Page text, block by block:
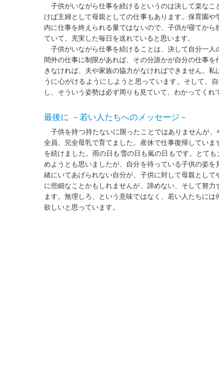
子供がいながら仕事を続けるというのは決して楽な
けば主婦として母親としての仕事もあります。保育園
内に仕事を終えられる量ではないので、子供が寝てか
ていて、充実した毎日を送れていると思います。
子供がいながら仕事を続けることは、決して自分一
間外の仕事に制限があれば、その分誰かが自分の仕事
きなければ、夫や家族の協力がなければできません。
うに心がけるようにしようと思っています。そして、
し、そういう姿勢は必ず周りも見ていて、わかってくれ
最後に －若い人たちへのメッセージ－
子供を持つ持たないに限ったことではありませんが
全員、完全母乳で育てました。産休で仕事復帰してい
を続けました。雨の日も雪の日も嵐の日もです。とて
めようとも思いましたが、自分を待っている子供の姿
緒にいてあげられない自分が、子供に対して母親とし
に些細なことかもしれませんが、諦めない、そして努
ます。無理しろ、という意味ではなく、若い人たちに
欲しいと思っています。